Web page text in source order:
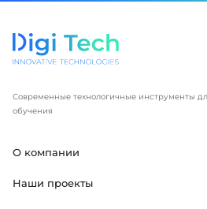
Современные технологичные инструменты
обучения
О компании
Наши проекты